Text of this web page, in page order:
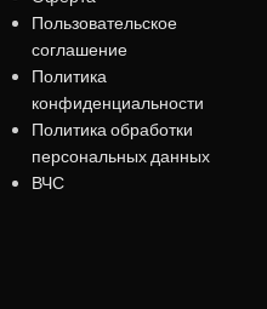
Пользовательское
соглашение
Политика
конфиденциальности
Политика обработки
персональных данных
ВЧС